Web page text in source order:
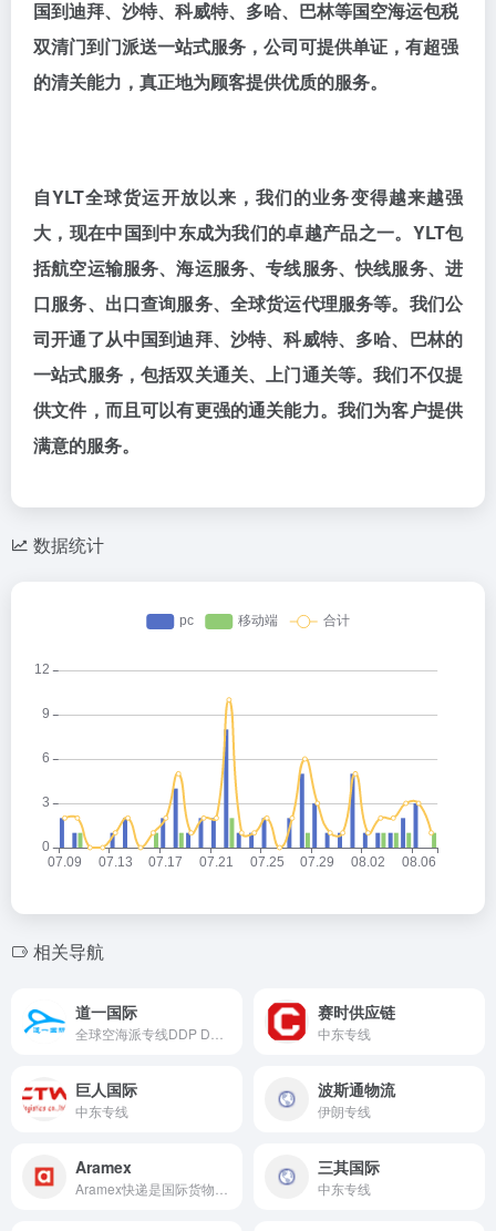
国到迪拜、沙特、科威特、多哈、巴林等国空海运包税
双清门到门派送一站式服务，公司可提供单证，有超强
的清关能力，真正地为顾客提供优质的服务。
自YLT全球货运开放以来，我们的业务变得越来越强
大，现在中国到中东成为我们的卓越产品之一。YLT包
括航空运输服务、海运服务、专线服务、快线服务、进
口服务、出口查询服务、全球货运代理服务等。我们公
司开通了从中国到迪拜、沙特、科威特、多哈、巴林的
一站式服务，包括双关通关、上门通关等。我们不仅提
供文件，而且可以有更强的通关能力。我们为客户提供
满意的服务。
数据统计
相关导航
道一国际 赛时供应链
中东专线
巨人国际
中东专线
波斯通物流
伊朗专线
Aramex 三其国际
中东专线